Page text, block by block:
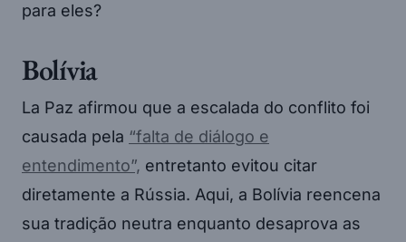
para eles?
Bolívia
La Paz afirmou que a escalada do conflito foi
causada pela “falta de diálogo e
entendimento”, entretanto evitou citar
diretamente a Rússia. Aqui, a Bolívia reencena
sua tradição neutra enquanto desaprova as